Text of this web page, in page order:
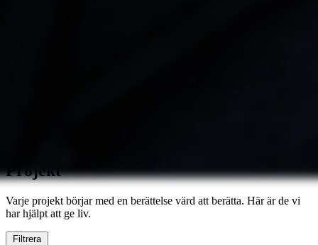
Projekt
Varje projekt börjar med en berättelse värd att berätta. Här är de vi
har hjälpt att ge liv.
Filtrera